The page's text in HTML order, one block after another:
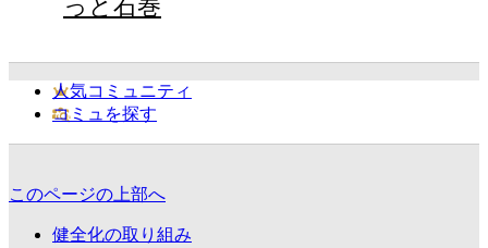
っと石巻
人気コミュニティ
コミュを探す
このページの上部へ
健全化の取り組み